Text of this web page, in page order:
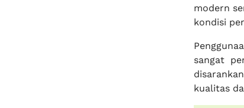
modern
kondisi
sangat
kualitas